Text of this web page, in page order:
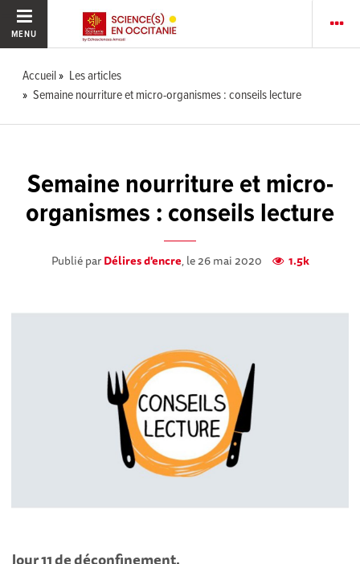
MENU
Accueil
Les articles
Semaine nourriture et micro-organismes : conseils lecture
Semaine nourriture et micro-
organismes : conseils lecture
Publié parDélires d'encre, le 26 mai 2020 1.5k
Jour 11 de déconfinement.